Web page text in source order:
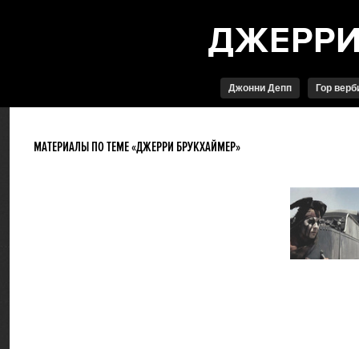
Джонни Депп Гор
МАТЕРИАЛЫ ПО ТЕМЕ «ДЖЕРРИ БРУКХАЙМЕР»